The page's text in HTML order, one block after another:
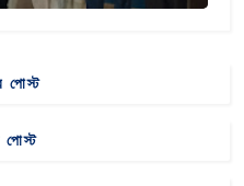
পোস্ট
পোস্ট